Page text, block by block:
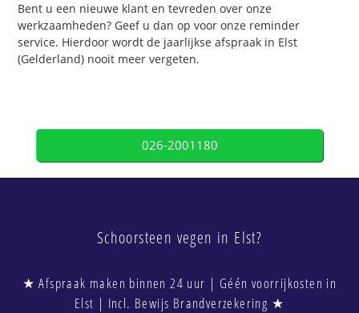
Bent u een nieuwe klant en tevreden over onze
werkzaamheden? Geef u dan op voor onze reminder
service. Hierdoor wordt de jaarlijkse afspraak in Elst
(Gelderland) nooit meer vergeten.
026-2001180
Schoorsteen vegen in Elst?
★ Afspraak maken binnen 24 uur | Géén voorrijkosten in
Elst | Incl. Bewijs Brandverzekering ★